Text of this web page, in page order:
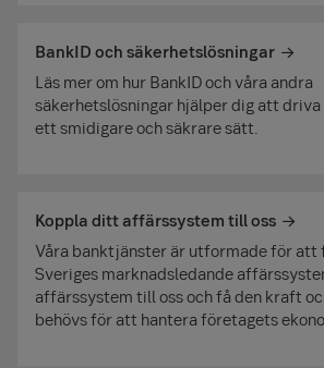
BankID och säkerhetslösningar
Läs mer om hur BankID och våra andra
säkerhetslösningar hjälper dig att
ett smidigare och säkrare sätt.
Koppla ditt affärssystem till oss
Våra banktjänster är utformade för att
Sveriges marknadsledande
affärssystem till oss och få den kraft
behövs för att hantera företagets